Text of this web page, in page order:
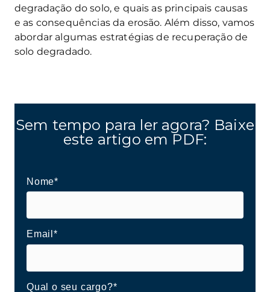
degradação do solo, e quais as principais causas
e as consequências da erosão. Além disso, vamos
abordar algumas estratégias de recuperação de
solo degradado.
Sem tempo para ler agora? Baixe
este artigo em PDF:
Nome*
Email*
Qual o seu cargo?*